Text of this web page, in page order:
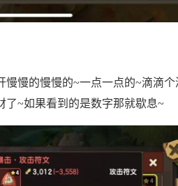
慢的慢慢的~一点一点的~滴滴
了~如果看到的是数字那就歇息~